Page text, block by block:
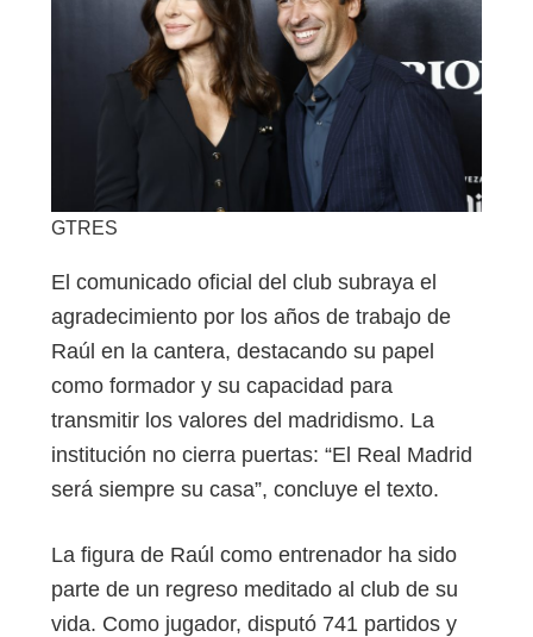
GTRES
El comunicado oficial del club subraya el
agradecimiento por los años de trabajo de
Raúl en la cantera, destacando su papel
como formador y su capacidad para
transmitir los valores del madridismo. La
institución no cierra puertas: “El Real Madrid
será siempre su casa”, concluye el texto.
La figura de Raúl como entrenador ha sido
parte de un regreso meditado al club de su
vida. Como jugador, disputó 741 partidos y